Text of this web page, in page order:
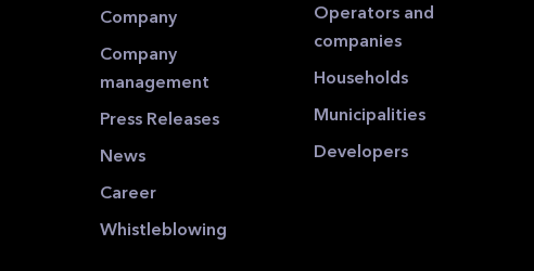
Company
Company
management
Press Releases
News
Career
Whistleblowing
Operators and
companies
Households
Municipalities
Developers